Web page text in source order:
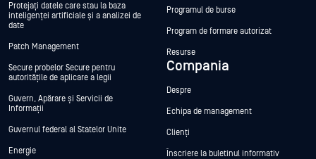
Protejați datele care stau la baza
inteligenței artificiale și a analizei de
date
Patch Management
Secure probelor Secure pentru
autoritățile de aplicare a legii
Guvern, Apărare și Servicii de
Informații
Guvernul federal al Statelor Unite
Energie
Programul de burse
Program de formare autorizat
Resurse
Compania
Despre
Echipa de management
Clienți
Înscriere la buletinul informativ